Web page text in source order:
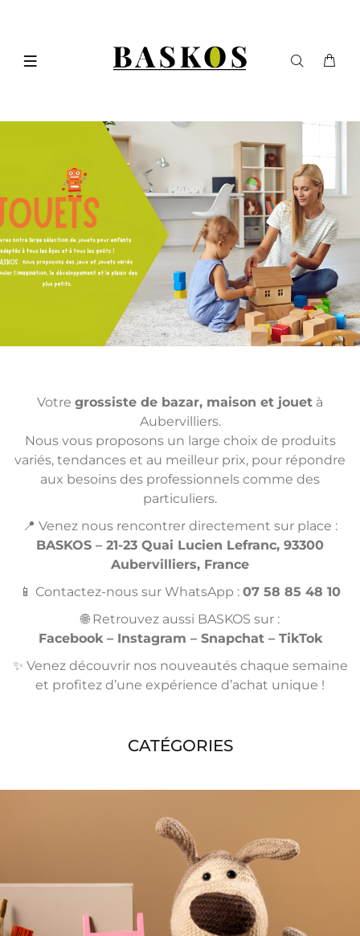
Votre grossiste de bazar, maison et jouet à
Aubervilliers.
Nous vous proposons un large choix de produits
variés, tendances et au meilleur prix, pour répondre
aux besoins des professionnels comme des
particuliers.
📍 Venez nous rencontrer directement sur place :
BASKOS – 21-23 Quai Lucien Lefranc, 93300
Aubervilliers, France
📱 Contactez-nous sur WhatsApp : 07 58 85 48 10
🌐 Retrouvez aussi BASKOS sur :
Facebook – Instagram – Snapchat – TikTok
✨ Venez découvrir nos nouveautés chaque semaine
et profitez d’une expérience d’achat unique !
CATÉGORIES